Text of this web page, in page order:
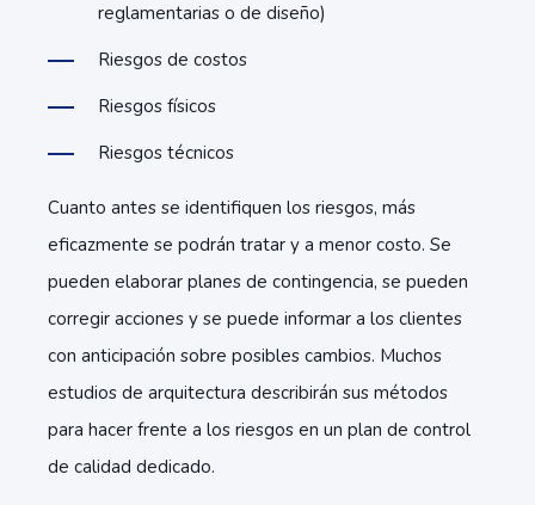
reglamentarias o de diseño)
Riesgos de costos
Riesgos físicos
Riesgos técnicos
Cuanto antes se identifiquen los riesgos, más
eficazmente se podrán tratar y a menor costo. Se
pueden elaborar planes de contingencia, se pueden
corregir acciones y se puede informar a los clientes
con anticipación sobre posibles cambios. Muchos
estudios de arquitectura describirán sus métodos
para hacer frente a los riesgos en un plan de control
de calidad dedicado.